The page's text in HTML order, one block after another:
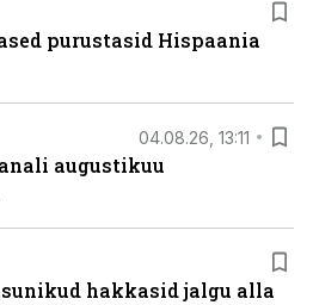
purustasid Hispaania
04.08.26, 13:11
augustikuu
hakkasid jalgu alla